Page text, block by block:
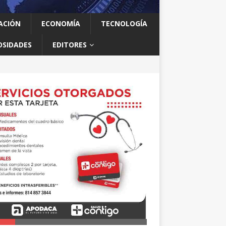
ECONOMÍA TECNOLOGÍA
EDITORES